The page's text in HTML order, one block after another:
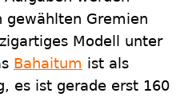
gewählten Gremien
Modell unter
Bahaitum ist als
es ist gerade erst 160